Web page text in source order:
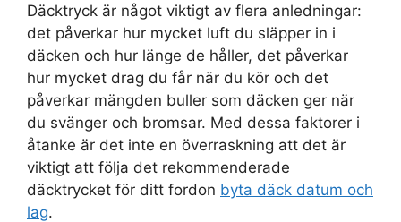
Däcktryck är något viktigt av flera anledningar:
det påverkar hur mycket luft du släpper in i
däcken och hur länge de håller, det påverkar
hur mycket drag du får när du kör och det
påverkar mängden buller som däcken ger när
du svänger och bromsar. Med dessa faktorer i
åtanke är det inte en överraskning att det är
viktigt att följa det rekommenderade
däcktrycket för ditt fordon byta däck datum och
lag.